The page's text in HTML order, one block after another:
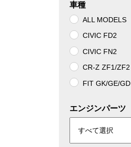
車種
ALL MODELS
CIVIC FD2
CIVIC FN2
CR-Z ZF1/ZF2
FIT GK/GE/GD
エンジンパーツ